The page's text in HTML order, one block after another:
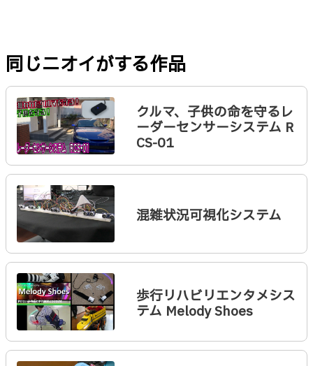
同じニオイがする作品
クルマ、子供の命を守るレ
ーダーセンサーシステム R
CS-01
混雑状況可視化システム
歩行リハビリエンタメシス
テム Melody Shoes